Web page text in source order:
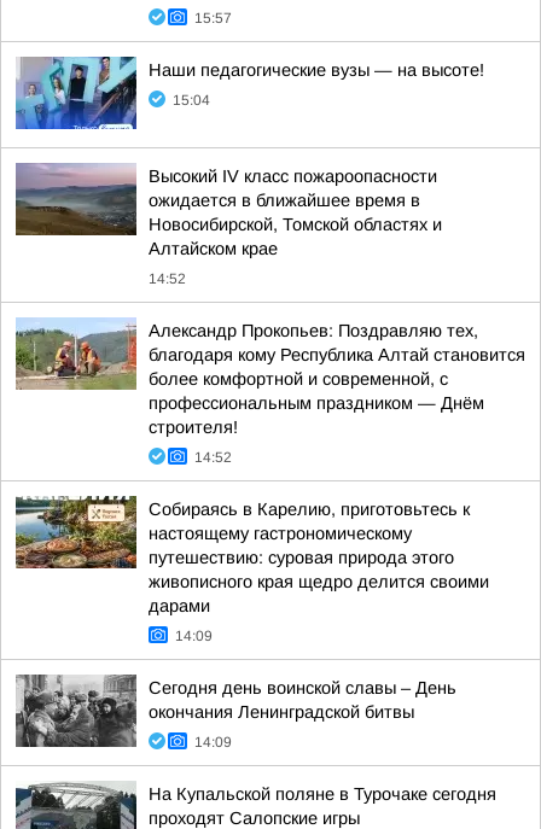
15:57
Наши педагогические вузы — на высоте!
15:04
Высокий IV класс пожароопасности
ожидается в ближайшее время в
Новосибирской, Томской областях и
Алтайском крае
14:52
Александр Прокопьев: Поздравляю тех,
благодаря кому Республика Алтай становится
более комфортной и современной, с
профессиональным праздником — Днём
строителя!
14:52
Собираясь в Карелию, приготовьтесь к
настоящему гастрономическому
путешествию: суровая природа этого
живописного края щедро делится своими
дарами
14:09
Сегодня день воинской славы – День
окончания Ленинградской битвы
14:09
На Купальской поляне в Турочаке сегодня
проходят Салопские игры